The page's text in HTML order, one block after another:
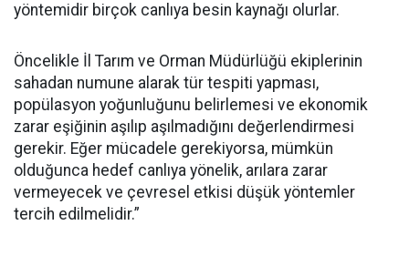
yöntemidir birçok canlıya besin kaynağı olurlar.
Öncelikle İl Tarım ve Orman Müdürlüğü ekiplerinin
sahadan numune alarak tür tespiti yapması,
popülasyon yoğunluğunu belirlemesi ve ekonomik
zarar eşiğinin aşılıp aşılmadığını değerlendirmesi
gerekir. Eğer mücadele gerekiyorsa, mümkün
olduğunca hedef canlıya yönelik, arılara zarar
vermeyecek ve çevresel etkisi düşük yöntemler
tercih edilmelidir.”